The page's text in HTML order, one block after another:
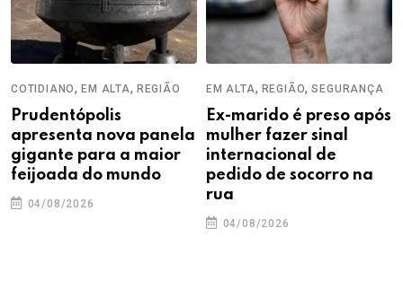
COTIDIANO,EM ALTA, REGIÃO
Prudentópolis
apresenta nova panela
gigante para a maior
feijoada do mundo
04/08/2026
EM ALTA, REGIÃO,SEGURANÇA
Ex-marido é preso após
mulher fazer sinal
internacional de
pedido de socorro na
rua
04/08/2026